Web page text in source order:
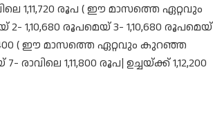
1,11,720 രൂപ ( ഈ മാസത്തെ ഏറ്റവും
2- 1,10,680 രൂപമെയ് 3- 1,10,680 രൂപമെയ്
( ഈ മാസത്തെ ഏറ്റവും കുറഞ്ഞ
രാവിലെ 1,11,800 രൂപ| ഉച്ചയ്ക്ക് 1,12,200